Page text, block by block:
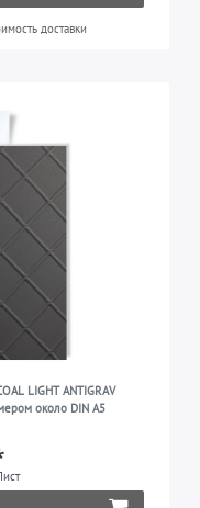
доставки
LIGHT ANTIGRAV
около DIN A5